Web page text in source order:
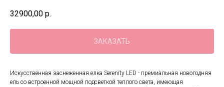
32900,00 р.
ЗАКАЗАТЬ
Искусственная заснеженная елка Serenity LED - премиальная новогодняя
ель со встроенной мощной подсветкой теплого света, имеющая